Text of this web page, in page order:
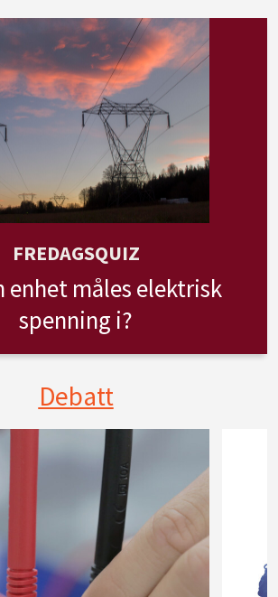
FREDAGSQUIZ
enhet måles elektrisk
spenning i?
Debatt